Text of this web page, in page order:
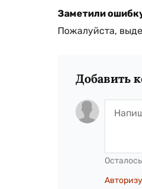
Заметили
Пожалуйста,
Добавить